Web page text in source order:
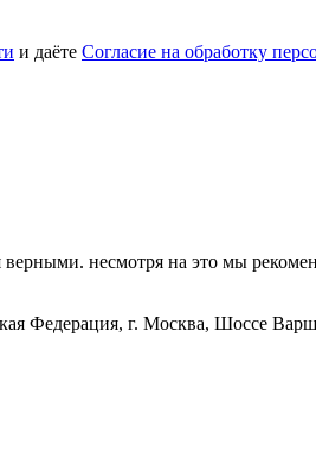
и даёте Согласие на обработку
несмотря на это мы
Федерация, г. Москва, Шоссе